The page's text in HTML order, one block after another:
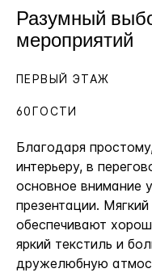
Разумный
мероприятий
Благодаря
интерьеру, в
основное внимание
презентации.
обеспечивают
яркий текстиль и
дружелюбную
ПЕРВЫЙ ЭТАЖ
60ГОСТИ